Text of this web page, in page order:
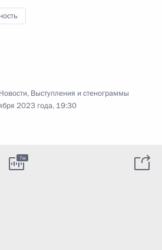
Новости, Выступления и стенограммы
2023 года, 19:30
7м